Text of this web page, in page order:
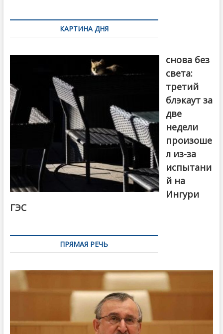
по
записямКАРТИНА ДНЯ
снова без
света:
третий
блэкаут за
две
недели
произоше
л из-за
испытани
й на
Ингури
ГЭС
ПРЯМАЯ РЕЧЬ